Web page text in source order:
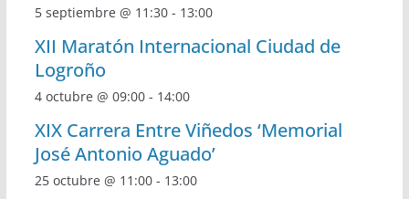
5 septiembre @ 11:30- 13:00
XII Maratón Internacional Ciudad de
Logroño
4 octubre @ 09:00- 14:00
XIX Carrera Entre Viñedos ‘Memorial
José Antonio Aguado’
25 octubre @ 11:00- 13:00